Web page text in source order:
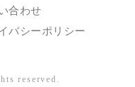
合わせ
バシーポリシー
reserved.